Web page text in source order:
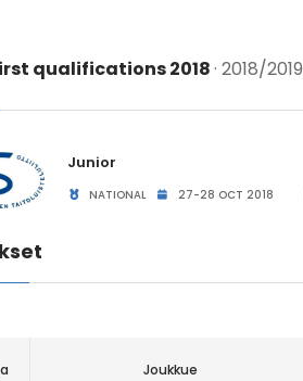
qualifications 2018· 2018/2019
Junior
NATIONAL 27-28 OCT 2018
Joukkue